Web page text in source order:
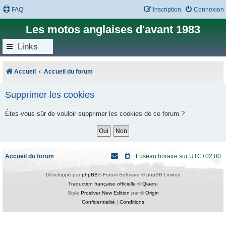
FAQ Connexion
Inscription
Les motos anglaises d'avant 1983
Links
Accueil Accueil du forum
Supprimer les cookies
Êtes-vous sûr de vouloir supprimer les cookies de ce forum ?
Accueil du forum Fuseau horaire sur UTC+02:00
Développé par phpBB® Forum Software © phpBB Limited
Traduction française officielle ©Qiaeru
Style Prosilver New Edition par ©Origin
Confidentialité | Conditions